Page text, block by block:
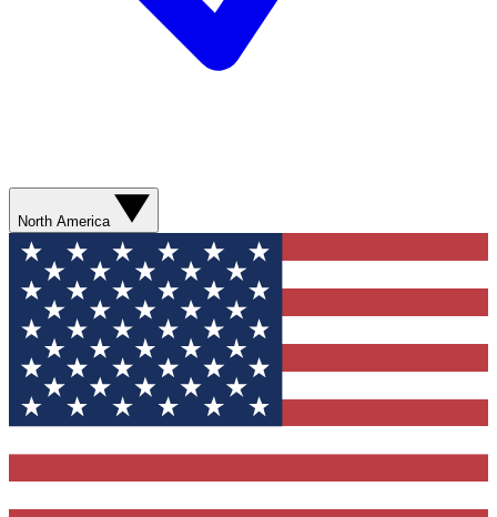
North America